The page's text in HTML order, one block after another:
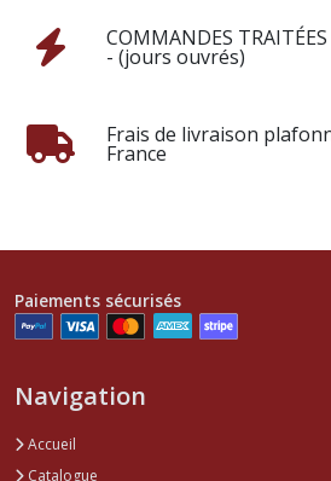
COMMANDES
- (jours ouvrés)
Frais de livraison
France
Paiements sécurisés
Navigation
Accueil
Catalogue